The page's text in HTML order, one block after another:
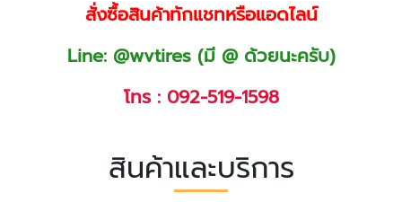
สั่งซื้อสินค้าทักแชทหรือแอดไลน์
Line: @wvtires(มี @ ด้วยนะครับ)
โทร : 092-519-1598
สินค้าและบริการ